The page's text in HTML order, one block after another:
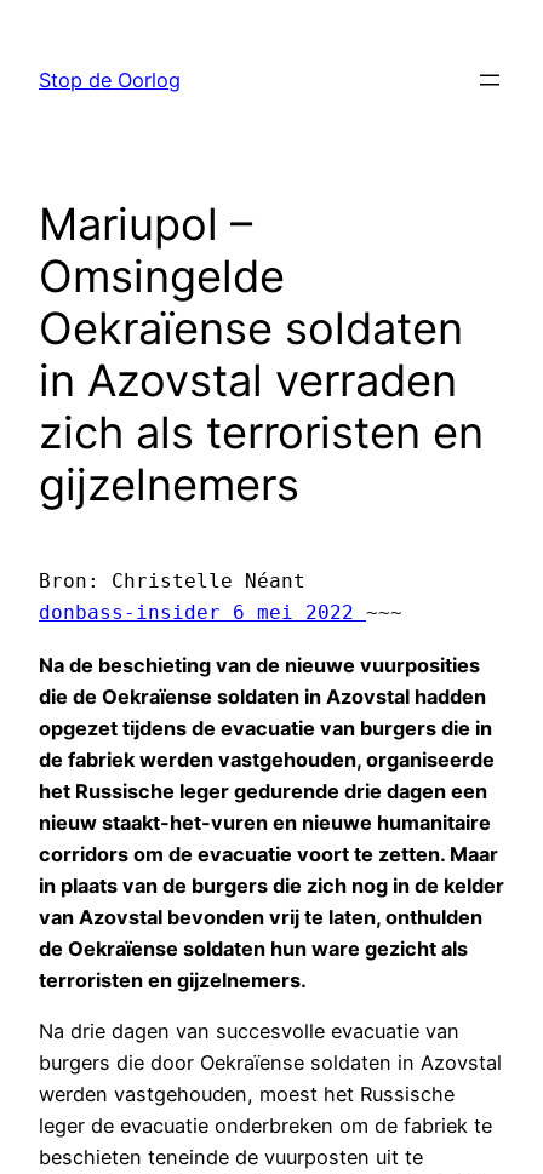
Stop de Oorlog
Mariupol –
Omsingelde
Oekraïense soldaten
in Azovstal verraden
zich als terroristen en
gijzelnemers
donbass-insider 6 mei 2022 ~~~
Na de beschieting van de nieuwe vuurposities
die de Oekraïense soldaten in Azovstal hadden
opgezet tijdens de evacuatie van burgers die in
de fabriek werden vastgehouden, organiseerde
het Russische leger gedurende drie dagen een
nieuw staakt-het-vuren en nieuwe humanitaire
corridors om de evacuatie voort te zetten. Maar
in plaats van de burgers die zich nog in de kelder
van Azovstal bevonden vrij te laten, onthulden
de Oekraïense soldaten hun ware gezicht als
terroristen en gijzelnemers.
Na drie dagen van succesvolle evacuatie van
burgers die door Oekraïense soldaten in Azovstal
werden vastgehouden, moest het Russische
leger de evacuatie onderbreken om de fabriek te
beschieten teneinde de vuurposten uit te